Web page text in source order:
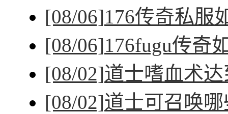
[08/06]176传奇私服
[08/06]176fugu传奇
[08/02]道士嗜血术
[08/02]道士可召唤